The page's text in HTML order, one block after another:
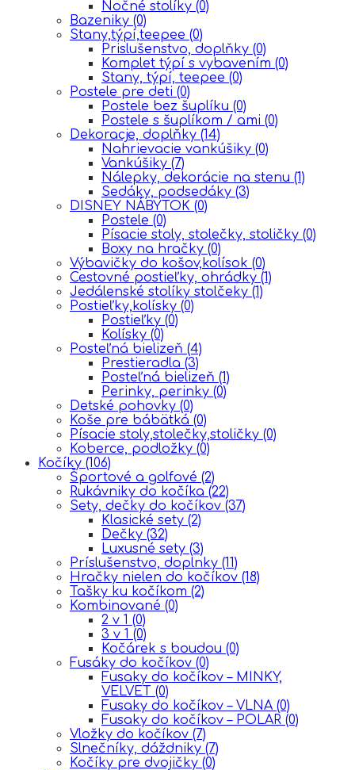
Nočné stolíky (0)
Bazeniky (0)
Stany,týpí,teepee (0)
Prislušenstvo, doplňky (0)
Komplet týpí s vybavením (0)
Stany, týpí, teepee (0)
Postele pre deti (0)
Postele bez šuplíku (0)
Postele s šuplíkom / ami (0)
Dekoracje, doplňky (14)
Nahrievacie vankúšiky (0)
Vankúšiky (7)
Nálepky, dekorácie na stenu (1)
Sedáky, podsedáky (3)
DISNEY NÁBYTOK (0)
Postele (0)
Písacie stoly, stolečky, stoličky (0)
Boxy na hračky (0)
Výbavičky do košov,kolísok (0)
Cestovné postieľky, ohrádky (1)
Jedálenské stolíky stolčeky (1)
Postieľky,kolísky (0)
Postieľky (0)
Kolísky (0)
Posteľná bielizeň (4)
Prestieradla (3)
Posteľná bielizeň (1)
Perinky, perinky (0)
Detské pohovky (0)
Koše pre bábätká (0)
Písacie stoly,stolečky,stoličky (0)
Koberce, podložky (0)
Kočíky (106)
Športové a golfové (2)
Rukávniky do kočíka (22)
Sety, dečky do kočíkov (37)
Klasické sety (2)
Dečky (32)
Luxusné sety (3)
Príslušenstvo, doplnky (11)
Hračky nielen do kočíkov (18)
Tašky ku kočíkom (2)
Kombinované (0)
2 v 1 (0)
3 v 1 (0)
Kočárek s boudou (0)
Fusáky do kočíkov (0)
Fusaky do kočíkov – MINKY,
VELVET (0)
Fusaky do kočíkov – VLNA (0)
Fusaky do kočíkov – POLAR (0)
Vložky do kočíkov (7)
Slnečníky, dáždniky (7)
Kočíky pre dvojičky (0)